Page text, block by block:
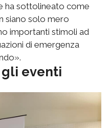
ha sottolineato come
siano solo mero
importanti stimoli ad
di emergenza
gli eventi